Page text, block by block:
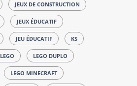
JEUX DE CONSTRUCTION
JEUX ÉDUCATIF
JEU ÉDUCATIF KS
LEGO LEGO DUPLO
LEGO MINECRAFT